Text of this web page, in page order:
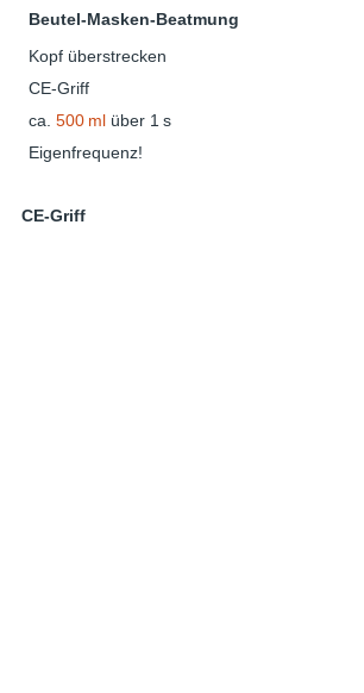
Beutel-Masken-Beatmung
Kopf überstrecken
CE-Griff
ca.500 ml über 1 s
Eigenfrequenz!
CE-Griff